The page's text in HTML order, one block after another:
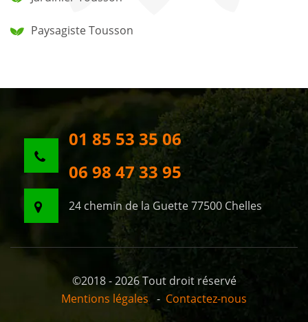
Paysagiste Tousson
01 85 53 35 06
06 98 47 33 95
24 chemin de la Guette 77500 Chelles
©2018 - 2026 Tout droit réservé
Mentions légales - Contactez-nous